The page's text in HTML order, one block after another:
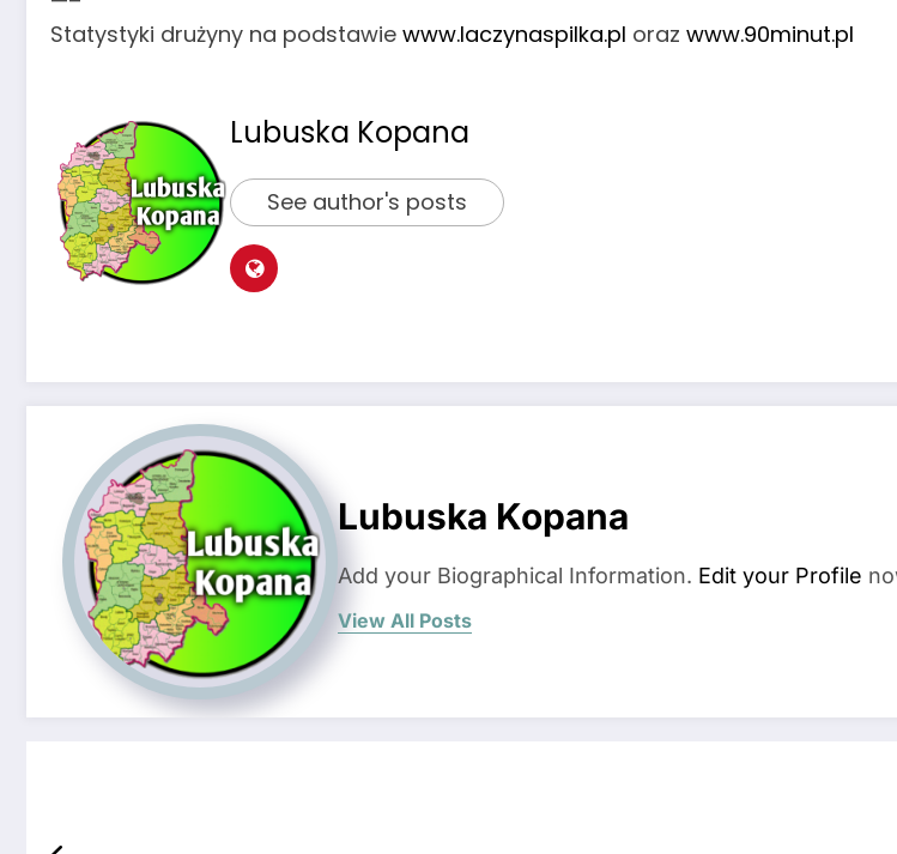
Statystyki drużyny na podstawie www.laczynaspilka.pl oraz www.90minut.pl
Lubuska Kopana
See author's posts
Lubuska Kopana
Add your Biographical Information. Edit your Profile
View All Posts